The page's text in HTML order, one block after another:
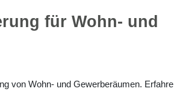
für Wohn- und
von Wohn- und Gewerberäumen. Erfahre